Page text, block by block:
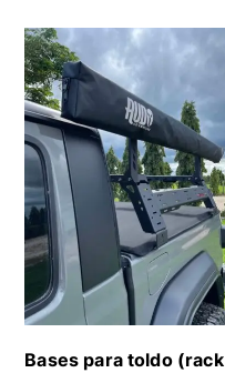
Bases para toldo (rack